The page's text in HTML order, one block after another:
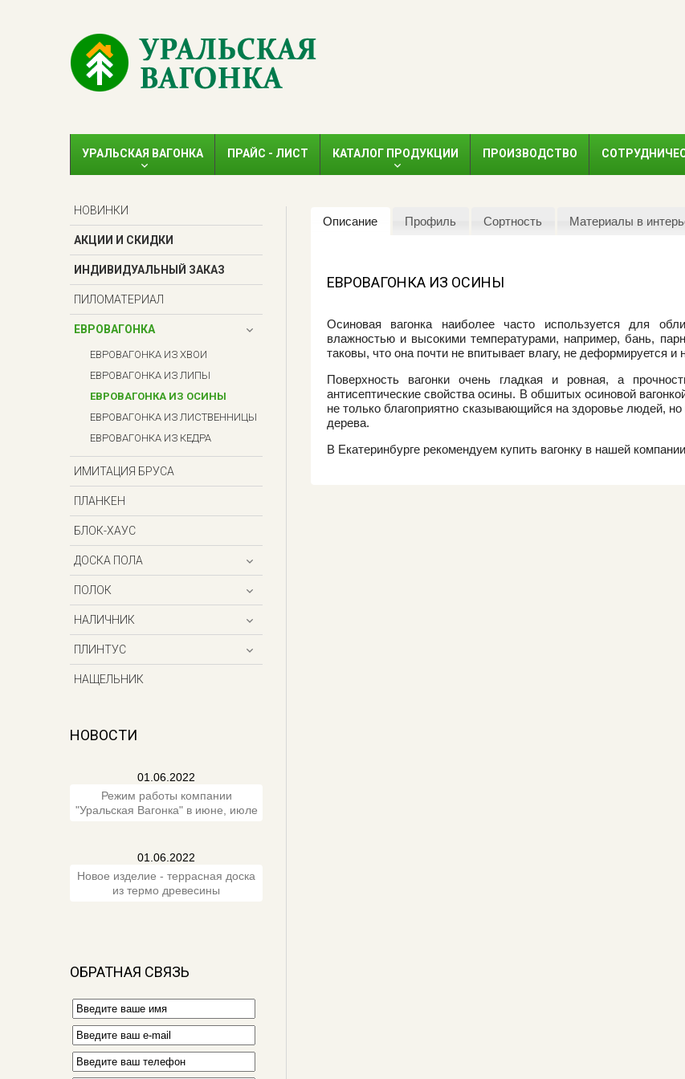
УРАЛЬСКАЯ ВАГОНКА ПРАЙС - ЛИСТ КАТАЛОГ ПРОДУКЦИИ ПРОИЗВОДСТВО
НОВИНКИ
АКЦИИ И СКИДКИ
ИНДИВИДУАЛЬНЫЙ ЗАКАЗ
ПИЛОМАТЕРИАЛ
ЕВРОВАГОНКА
ЕВРОВАГОНКА ИЗ ХВОИ
ЕВРОВАГОНКА ИЗ ЛИПЫ
ЕВРОВАГОНКА ИЗ ОСИНЫ
ЕВРОВАГОНКА ИЗ ЛИСТВЕННИЦЫ
ЕВРОВАГОНКА ИЗ КЕДРА
ИМИТАЦИЯ БРУСА
ПЛАНКЕН
БЛОК-ХАУС
ДОСКА ПОЛА
ПОЛОК
НАЛИЧНИК
ПЛИНТУС
НАЩЕЛЬНИК
НОВОСТИ
01.06.2022
Режим работы компании
"Уральская Вагонка" в июне, июле
01.06.2022
Новое изделие - террасная доска
из термо древесины
ОБРАТНАЯ СВЯЗЬ
Описание Профиль Сортность Материалы в
ЕВРОВАГОНКА ИЗ ОСИНЫ
Осиновая вагонка наиболее часто используется для
влажностью и высокими температурами, например, бань,
таковы, что она почти не впитывает влагу, не деформируется и
Поверхность вагонки очень гладкая и ровная, а
антисептические свойства осины. В обшитых осиновой
не только благоприятно сказывающийся на здоровье людей,
дерева.
В Екатеринбурге рекомендуем купить вагонку в нашей